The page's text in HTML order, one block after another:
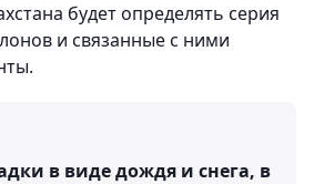
будет определять серия
и связанные с ними
в виде дождя и снега, в